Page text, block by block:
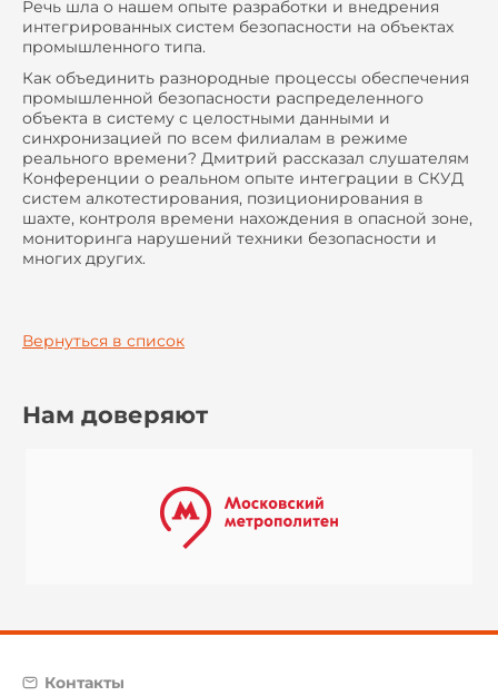
Речь шла о нашем опыте разработки и внедрения
интегрированных систем безопасности на объектах
промышленного типа.
Как объединить разнородные процессы обеспечения
промышленной безопасности распределенного
объекта в систему с целостными данными и
синхронизацией по всем филиалам в режиме
реального времени? Дмитрий рассказал слушателям
Конференции о реальном опыте интеграции в СКУД
систем алкотестирования, позиционирования в
шахте, контроля времени нахождения в опасной зоне,
мониторинга нарушений техники безопасности и
многих других.
Вернуться в список
Нам доверяют
Контакты